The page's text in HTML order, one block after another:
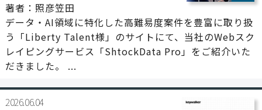
著者：照彦笠田
データ・AI領域に特化した高難易度案件を豊富に取り扱
う「Liberty Talent様」のサイトにて、当社のWebスク
レイピングサービス「ShtockData Pro」をご紹介いた
だきました。 ...
2026.06.04